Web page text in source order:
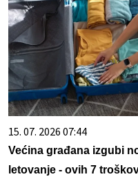
15. 07. 2026 07:44
Većina građana izgubi
letovanje - ovih 7